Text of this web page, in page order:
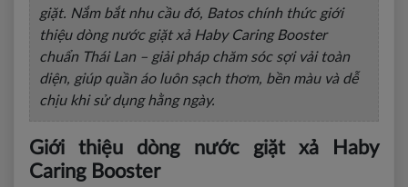
giặt. Nắm bắt nhu cầu đó, Batos chính thức giới
thiệu dòng nước giặt xả Haby Caring Booster
chuẩn Thái Lan – giải pháp chăm sóc sợi vải toàn
diện, giúp quần áo luôn sạch thơm, bền màu và dễ
chịu khi sử dụng hằng ngày.
Giới thiệu dòng nước giặt xả Haby
Caring Booster